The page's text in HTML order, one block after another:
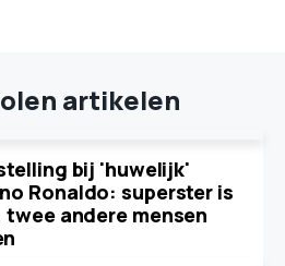
artikelen
bij 'huwelijk'
Ronaldo: superster is
twee andere mensen